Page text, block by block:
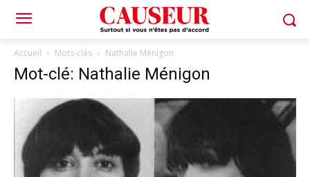
Accueil Mots-clés Nathalie Ménigon
Mot-clé: Nathalie Ménigon